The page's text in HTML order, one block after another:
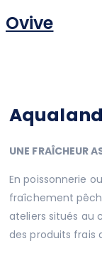
Ovive
UNE FRAÎCHEUR
En poissonnerie
fraîchement
ateliers situés au
des produits frais